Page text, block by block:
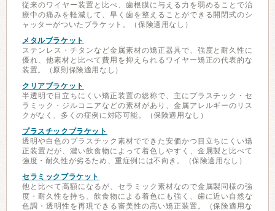
従来のワイヤー装置と比べ、歯根膜に与える力を弱めることで治
療中の痛みを軽減して、早く歯を整えることができる開閉式のシ
ャッターがついたブラケット。（保険適用なし）
メタルブラケット
ステンレス・チタンなど金属素材の矯正器具で、強度と耐久性に
優れ、他素材と比べて費用を抑えられるワイヤー矯正の代表的な
装置。（原則保険適用なし）
クリアブラケット
半透明で目立ちにくい矯正装置の総称で、主にプラスチック・セ
ラミック・ジルコニアなどの素材があり、金属アレルギーのリス
クがなく、多くの症例に対応可能。（保険適用なし）
プラスチックブラケット
透明や白色のプラスチック素材でできた安価かつ目立ちにくい矯
正装置だが、濃い飲食物によって着色しやすく、金属製と比べて
強度・耐久性が劣るため、重症例には不向き。（保険適用なし）
セラミックブラケット
他と比べて高額になるが、セラミック素材なので金属製同様の強
度・耐久性を持ち、飲食物による着色にも強く、歯に近い自然な
色調・透明性を再現できる審美性の高い矯正装置。（保険適用な